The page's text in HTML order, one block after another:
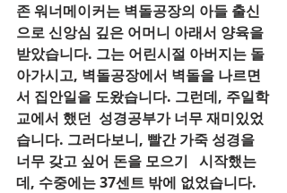
존 워너메이커는 벽돌공장의 아들 출신
으로 신앙심 깊은 어머니 아래서 양육을
받았습니다. 그는 어린시절 아버지는 돌
아가시고, 벽돌공장에서 벽돌을 나르면
서 집안일을 도왔습니다. 그런데, 주일학
교에서 했던  성경공부가 너무 재미있었
습니다. 그러다보니, 빨간 가죽 성경을
너무 갖고 싶어 돈을 모으기   시작했는
데, 수중에는 37센트 밖에 없었습니다.